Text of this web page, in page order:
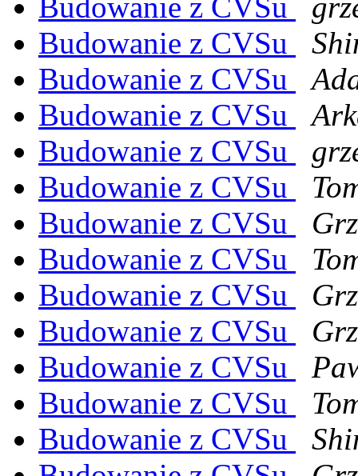
Budowanie z CVSu
Budowanie z CVSu
Budowanie z CVSu
Budowanie z CVSu
Budowanie z CVSu
Budowanie z CVSu
Budowanie z CVSu
Budowanie z CVSu
Budowanie z CVSu
Budowanie z CVSu
Budowanie z CVSu
Budowanie z CVSu
Budowanie z CVSu